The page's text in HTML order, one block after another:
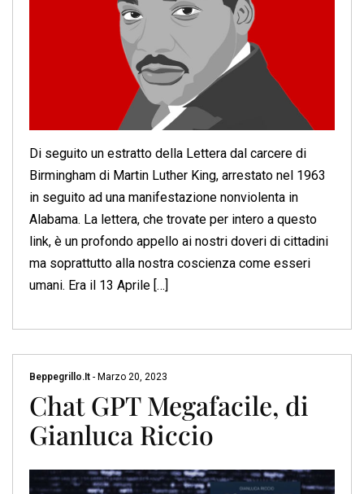
Di seguito un estratto della Lettera dal carcere di
Birmingham di Martin Luther King, arrestato nel 1963
in seguito ad una manifestazione nonviolenta in
Alabama. La lettera, che trovate per intero a questo
link, è un profondo appello ai nostri doveri di cittadini
ma soprattutto alla nostra coscienza come esseri
umani. Era il 13 Aprile […]
Beppegrillo.it - Marzo 20, 2023
Chat GPT Megafacile, di
Gianluca Riccio